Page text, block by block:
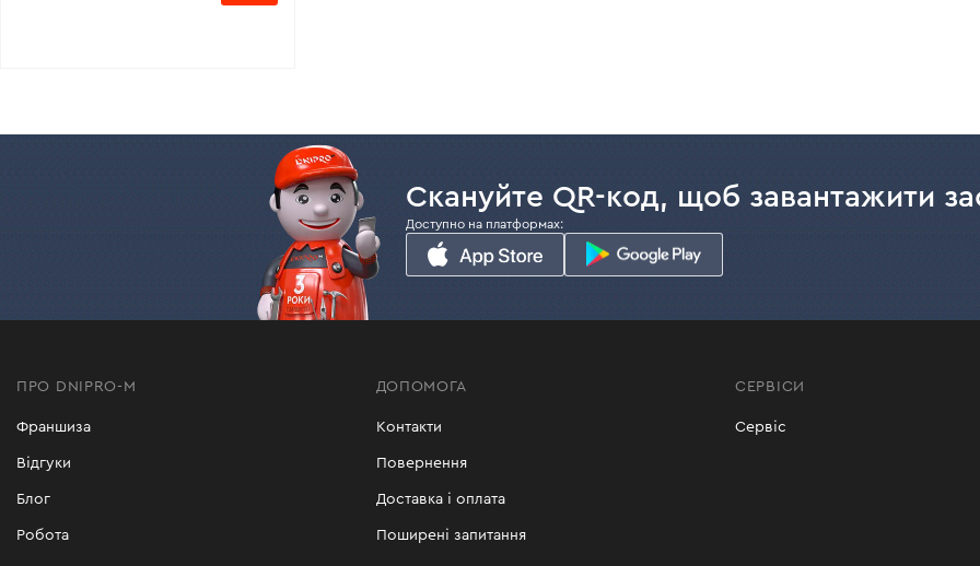
L - 19 мм L - 25 мм
Скануйте QR-код, щоб завантажити
Доступно на платформах:
ПРО DNIPRO-M
Франшиза
Відгуки
Блог
Робота
ДОПОМОГА
Контакти
Повернення
Доставка і оплата
Поширені запитання
СЕРВІСИ
Сервіс